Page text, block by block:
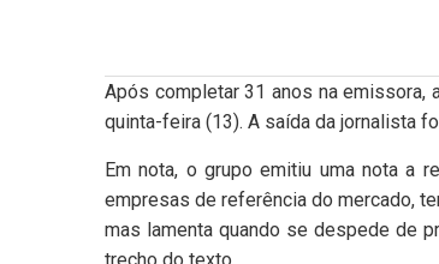
Após completar 31 anos na emissora,
quinta-feira (13). A saída da jornalista
Em nota, o grupo emitiu uma nota a
empresas de referência do mercado,
mas lamenta quando se despede de